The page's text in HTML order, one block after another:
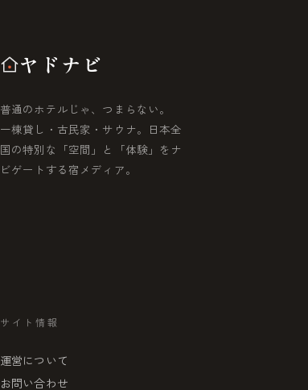
ヤドナビ
普通のホテルじゃ、つまらない。
一棟貸し・古民家・サウナ。日本全
国の特別な「空間」と「体験」をナ
ビゲートする宿メディア。
サイト情報
運営について
お問い合わせ